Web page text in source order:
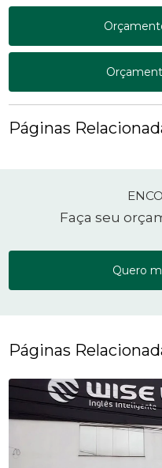
Páginas
Faça seu
Quero
Páginas